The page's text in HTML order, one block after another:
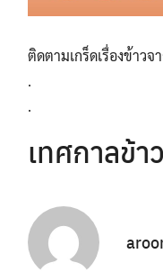
ติดตามเกร็ดเรื่องข้าว
.
.
เทศกาลข้